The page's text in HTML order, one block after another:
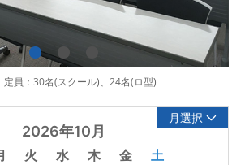
定員：30名(スクール)、24名(ロ型)
月選択
2026年10月
火 水 木 金 土